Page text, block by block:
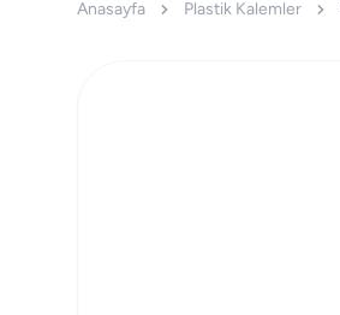
Anasayfa Plastik Kalemler